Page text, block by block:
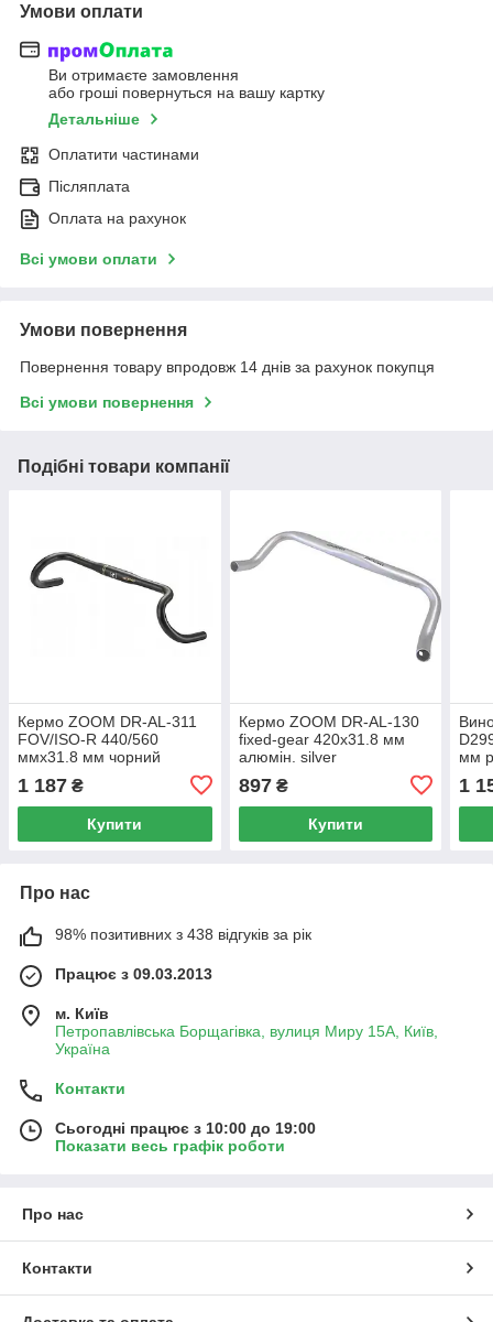
Умови оплати
Ви отримаєте замовлення
або гроші повернуться на вашу картку
Детальніше
Оплатити частинами
Післяплата
Оплата на рахунок
Всі умови оплати
Умови повернення
Повернення товару впродовж 14 днів за рахунок покупця
Всі умови повернення
Подібні товари компанії
Кермо ZOOM DR-AL-311
FOV/ISO-R 440/560
ммx31.8 мм чорний
1 187 ₴
Купити
Кермо ZOOM DR-AL-130
fixed-gear 420x31.8 мм
алюмін. silver
897₴
Купити
мм
1
Про нас
98% позитивних з 438 відгуків за рік
Працює з 09.03.2013
м. Київ
Петропавлівська Борщагівка, вулиця Миру 15А, Київ,
Україна
Контакти
Сьогодні працює з 10:00 до 19:00
Показати весь графік роботи
Про нас
Контакти